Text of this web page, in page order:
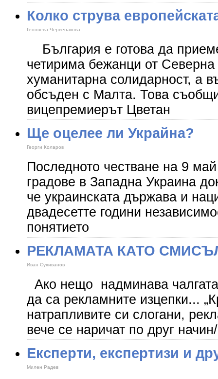
Колко струва
Геновева Червенакова
България е готова да
четирима бежанци от
хуманитарна солидарност, а
обсъден с Малта. Това
вицепремиерът Цветан
Ще оцелее ли Украйна?
Георги Коларов
Последното честване на 9
градове в Западна Украина
че украинската държава и
двадесетте години
понятието
РЕКЛАМАТА КАТО
Иван Сухиванов
Ако нещо надминава
да са рекламните изцепки...
натрапливите си слогани,
вече се наричат по друг
Експерти, експертизи и
Милен Радев